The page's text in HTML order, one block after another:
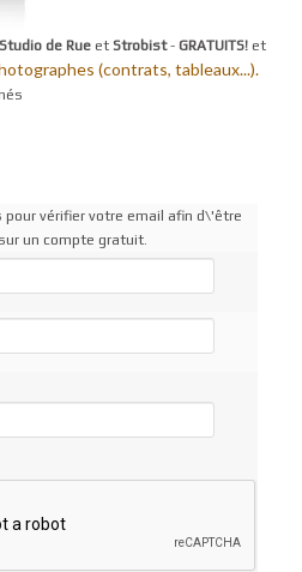
Studio de Rue et Strobist- GRATUITS! et
(contrats, tableaux...).
vérifier votre email afin d\'être
un compte gratuit.